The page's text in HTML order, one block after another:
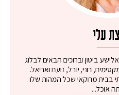
עלי
ביטון וברוכים הבאים לבלוג
ל-4 ילדים מקסימים, רוני, יובל, נועם ואריאל.
בבית מרוקאי שכל המהות שלו
אוכל...